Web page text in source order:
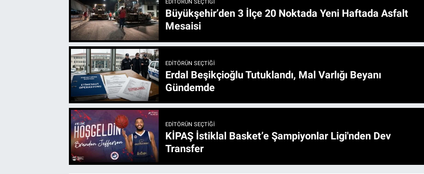
EDITÖRÜN SEÇTIĞI
Büyükşehir’den 3 İlçe 20 Noktada Yeni Haftada Asfalt
Mesaisi
EDITÖRÜN SEÇTIĞI
Erdal Beşikçioğlu Tutuklandı, Mal Varlığı Beyanı
Gündemde
EDITÖRÜN SEÇTIĞI
KİPAŞ İstiklal Basket’e Şampiyonlar Ligi'nden Dev
Transfer